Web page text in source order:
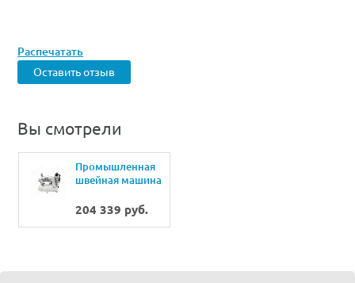
Распечатать
Оставить отзыв
Вы смотрели
Промышленная
швейная машина
NW-
204 339 руб.